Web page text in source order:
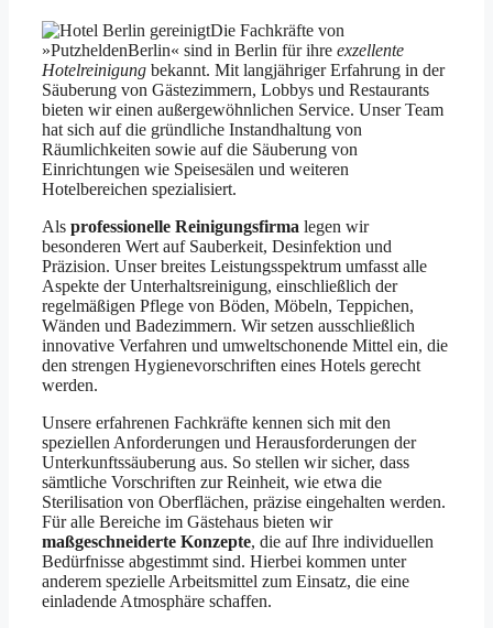
Die Fachkräfte von
»PutzheldenBerlin« sind in Berlin für ihre exzellente
Hotelreinigung bekannt. Mit langjähriger Erfahrung in der
Säuberung von Gästezimmern, Lobbys und Restaurants
bieten wir einen außergewöhnlichen Service. Unser Team
hat sich auf die gründliche Instandhaltung von
Räumlichkeiten sowie auf die Säuberung von
Einrichtungen wie Speisesälen und weiteren
Hotelbereichen spezialisiert.
Als professionelle Reinigungsfirma legen wir
besonderen Wert auf Sauberkeit, Desinfektion und
Präzision. Unser breites Leistungsspektrum umfasst alle
Aspekte der Unterhaltsreinigung, einschließlich der
regelmäßigen Pflege von Böden, Möbeln, Teppichen,
Wänden und Badezimmern. Wir setzen ausschließlich
innovative Verfahren und umweltschonende Mittel ein, die
den strengen Hygienevorschriften eines Hotels gerecht
werden.
Unsere erfahrenen Fachkräfte kennen sich mit den
speziellen Anforderungen und Herausforderungen der
Unterkunftssäuberung aus. So stellen wir sicher, dass
sämtliche Vorschriften zur Reinheit, wie etwa die
Sterilisation von Oberflächen, präzise eingehalten werden.
Für alle Bereiche im Gästehaus bieten wir
maßgeschneiderte Konzepte, die auf Ihre individuellen
Bedürfnisse abgestimmt sind. Hierbei kommen unter
anderem spezielle Arbeitsmittel zum Einsatz, die eine
einladende Atmosphäre schaffen.